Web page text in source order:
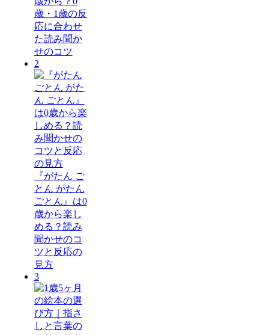
歳・1歳の反
応に合わせ
た読み聞か
せのコツ
2
『がたん ご
とん がたん
ごとん』は0
歳から楽し
める？読み
聞かせのコ
ツと反応の
見方
3